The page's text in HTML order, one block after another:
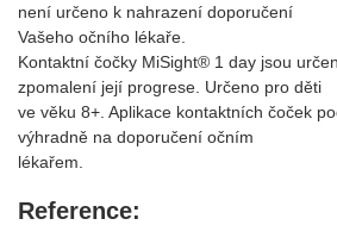
není určeno k nahrazení doporučení
Vašeho očního lékaře.
Kontaktní čočky MiSight® 1 day jsou
zpomalení její progrese. Určeno pro děti
ve věku 8+. Aplikace kontaktních čoček
výhradně na doporučení očním
lékařem.
Reference: